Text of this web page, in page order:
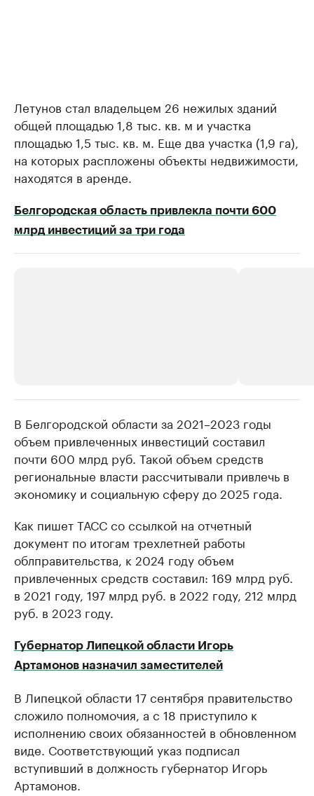
Летунов стал владельцем 26 нежилых зданий
общей площадью 1,8 тыс. кв. м и участка
площадью 1,5 тыс. кв. м. Еще два участка (1,9 га),
на которых распложены объекты недвижимости,
находятся в аренде.
Белгородская область привлекла почти 600
млрд инвестиций за три года
Делитесь новостями бизнеса на РБК
Управляйте страницей компании и развивайте личные
Посмотрите
В Белгородской области за 2021–2023 годы
объем привлеченных инвестиций составил
почти 600 млрд руб. Такой объем средств
региональные власти рассчитывали привлечь в
экономику и социальную сферу до 2025 года.
Как пишет ТАСС со ссылкой на отчетный
документ по итогам трехлетней работы
облправительства, к 2024 году объем
привлеченных средств составил: 169 млрд руб.
в 2021 году, 197 млрд руб. в 2022 году, 212 млрд
руб. в 2023 году.
Губернатор Липецкой области Игорь
Артамонов назначил заместителей
В Липецкой области 17 сентября правительство
сложило полномочия, а с 18 приступило к
исполнению своих обязанностей в обновленном
виде. Соответствующий указ подписал
вступивший в должность губернатор Игорь
Артамонов.